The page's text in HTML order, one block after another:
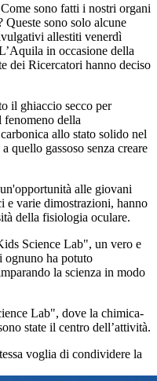
sono fatti i nostri organi
sono solo alcune
allestiti venerdì
in occasione della
dei Ricercatori hanno deciso
il ghiaccio secco per
fenomeno della
allo stato solido nel
quello gassoso senza creare
alle giovani
e varie dimostrazioni, hanno
della fisiologia oculare.
Science Lab", un vero e
ha potuto
la scienza in modo
Lab", dove la chimica-
state il centro dell’attività.
voglia di condividere la